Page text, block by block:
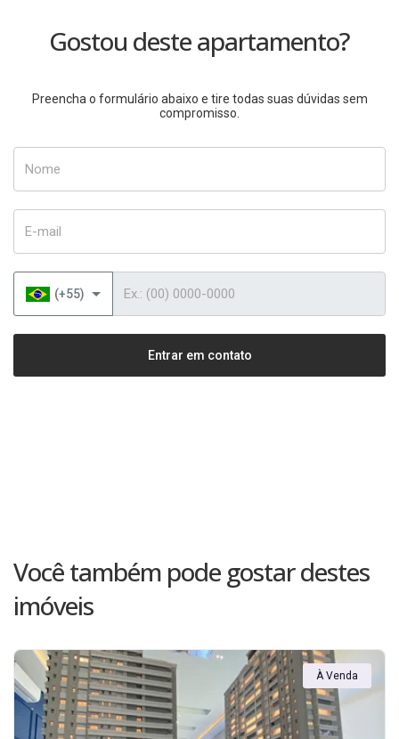
Gostou deste apartamento?
Preencha o formulário abaixo e tire todas suas dúvidas sem
compromisso.
(+55)
Entrar em contato
Você também pode gostar destes
imóveis
À Venda